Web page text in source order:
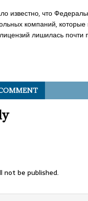
известно, что
компаний,
лишилась почти
not be published.